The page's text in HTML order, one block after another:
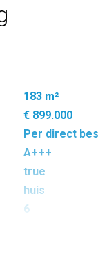
183 m²
€ 899.000
Per direct
A+++
true
huis
6